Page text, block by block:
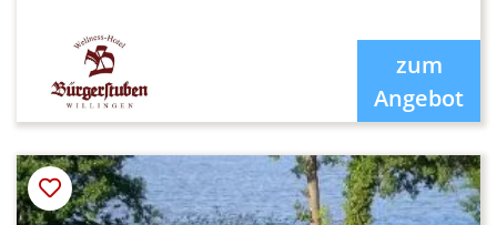
zum
Angebot